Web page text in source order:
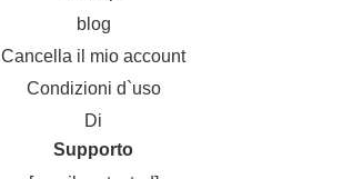
blog
Cancella il mio account
Condizioni d`uso
Di
Supporto